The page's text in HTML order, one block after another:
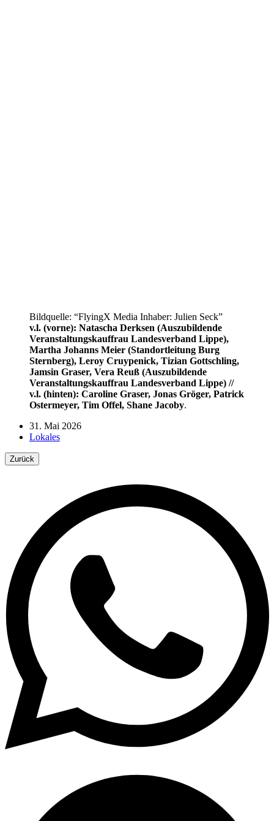
Bildquelle: “FlyingX Media Inhaber: Julien Seck”
v.l. (vorne): Natascha Derksen (Auszubildende
Veranstaltungskauffrau Landesverband Lippe),
Martha Johanns Meier (Standortleitung Burg
Sternberg), Leroy Cruypenick, Tizian Gottschling,
Jamsin Graser, Vera Reuß (Auszubildende
Veranstaltungskauffrau Landesverband Lippe) //
v.l. (hinten): Caroline Graser, Jonas Gröger, Patrick
Ostermeyer, Tim Offel, Shane Jacoby.
31. Mai 2026
Lokales